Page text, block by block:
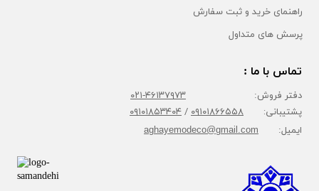
راهنمای خرید و ثبت سفارش
پرسش های متداول
تماس با ما :
دفتر فروش: ۴۶۱۳۷۹۷۳-۰۲۱
پشتیبانی: ۰۹۱۰۱۸۶۶۵۵۸/۰۹۱۰۱۸۵۳۴۰۴
ایمیل: aghayemodeco@gmail.com